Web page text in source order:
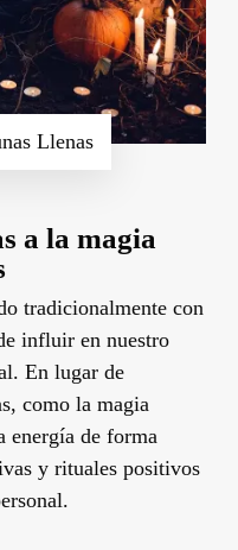
Llenas
a la magia
tradicionalmente con
influir en nuestro
En lugar de
como la magia
energía de forma
y rituales positivos